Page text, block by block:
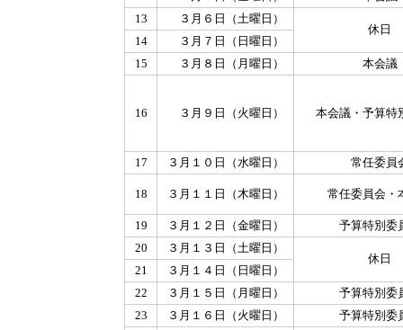
13
３月６日（土曜日）
休日
14
３月７日（日曜日）
15
３月８日（月曜日） 本会議
16 ３月９日（火曜日） 本会議・予算特
17 ３月１０日（水曜日） 常任委員
18 ３月１１日（木曜日） 常任委員会・
19 ３月１２日（金曜日）
予算特別委
20
３月１３日（土曜日）
休日
21
３月１４日（日曜日）
22
３月１５日（月曜日）
予算特別委
23
３月１６日（火曜日）
予算特別委